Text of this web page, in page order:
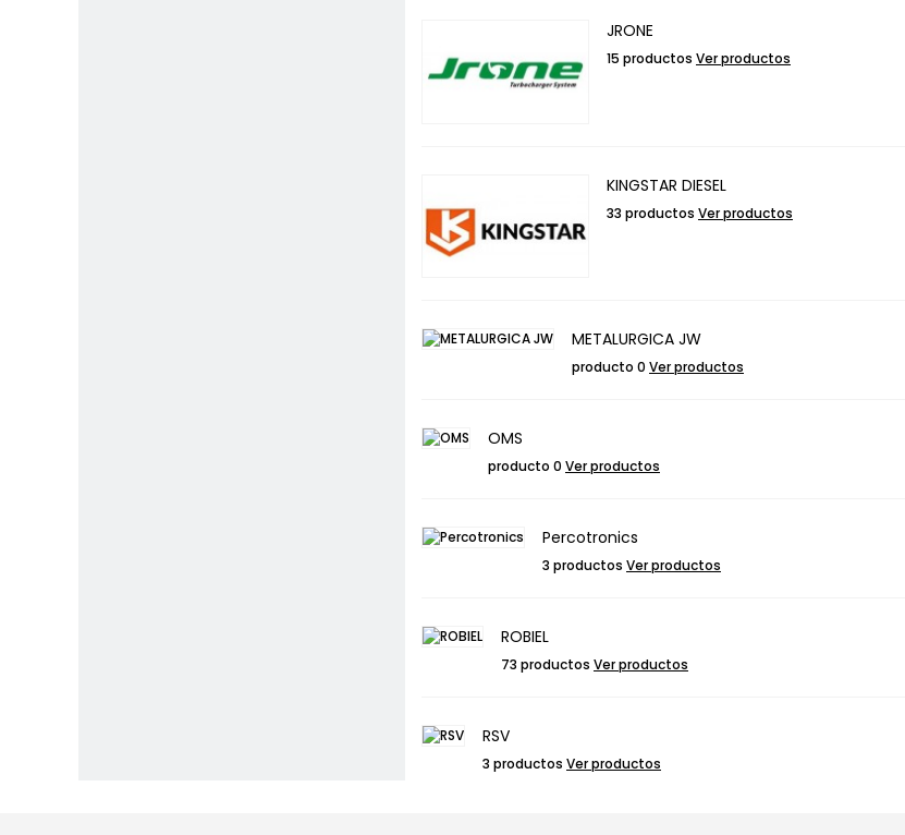
JRONE
15 productos Ver productos
KINGSTAR DIESEL
33 productos Ver productos
METALURGICA JW
producto 0 Ver productos
OMS
producto 0 Ver productos
Percotronics
3 productos Ver productos
ROBIEL
73 productos Ver productos
RSV
3 productos Ver productos